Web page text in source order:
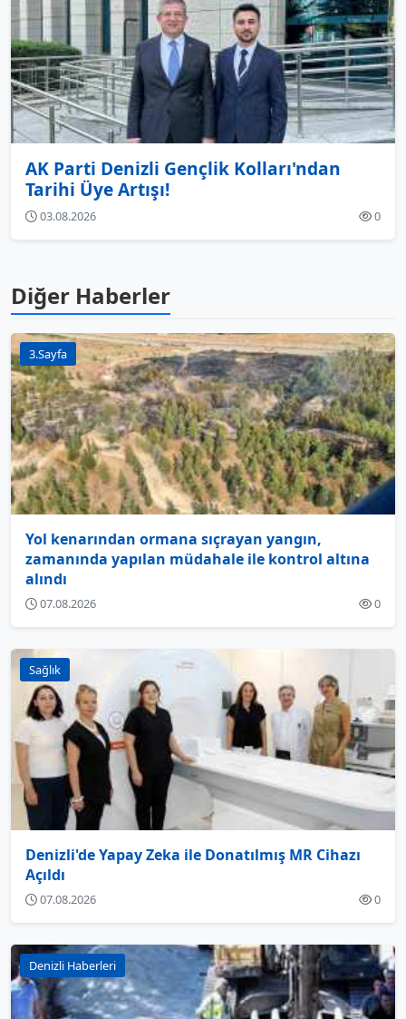
AK Parti Denizli Gençlik Kolları'ndan
Tarihi Üye Artışı!
03.08.2026 0
Diğer Haberler
3.Sayfa
Yol kenarından ormana sıçrayan yangın,
zamanında yapılan müdahale ile kontrol altına
alındı
07.08.2026 0
Sağlık
Denizli'de Yapay Zeka ile Donatılmış MR Cihazı
Açıldı
07.08.2026 0
Denizli Haberleri